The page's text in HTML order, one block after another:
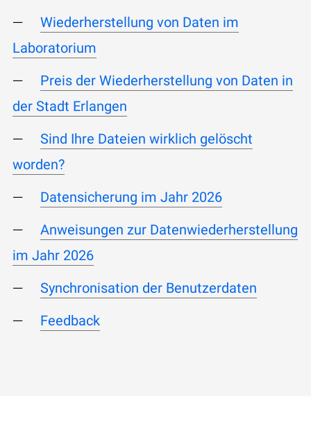
Wiederherstellung von Daten im
Laboratorium
Preis der Wiederherstellung von Daten in
der Stadt Erlangen
Sind Ihre Dateien wirklich gelöscht
worden?
Datensicherung im Jahr 2026
Anweisungen zur Datenwiederherstellung
im Jahr 2026
Synchronisation der Benutzerdaten
Feedback